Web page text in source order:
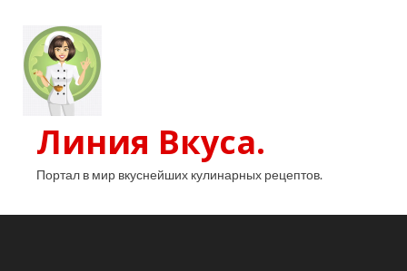
Линия Вкуса.
Портал в мир вкуснейших кулинарных рецептов.